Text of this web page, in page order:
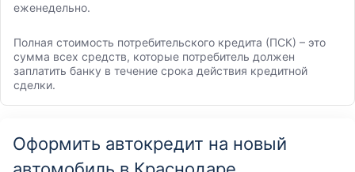
еженедельно.
Полная стоимость потребительского кредита (ПСК) – это
сумма всех средств, которые потребитель должен
заплатить банку в течение срока действия кредитной
сделки.
Оформить автокредит на новый